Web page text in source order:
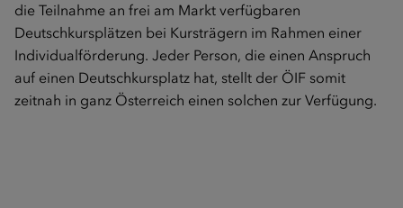
die Teilnahme an frei am Markt verfügbaren
Deutschkursplätzen bei Kursträgern im Rahmen einer
Individualförderung. Jeder Person, die einen Anspruch
auf einen Deutschkursplatz hat, stellt der ÖIF somit
zeitnah in ganz Österreich einen solchen zur Verfügung.